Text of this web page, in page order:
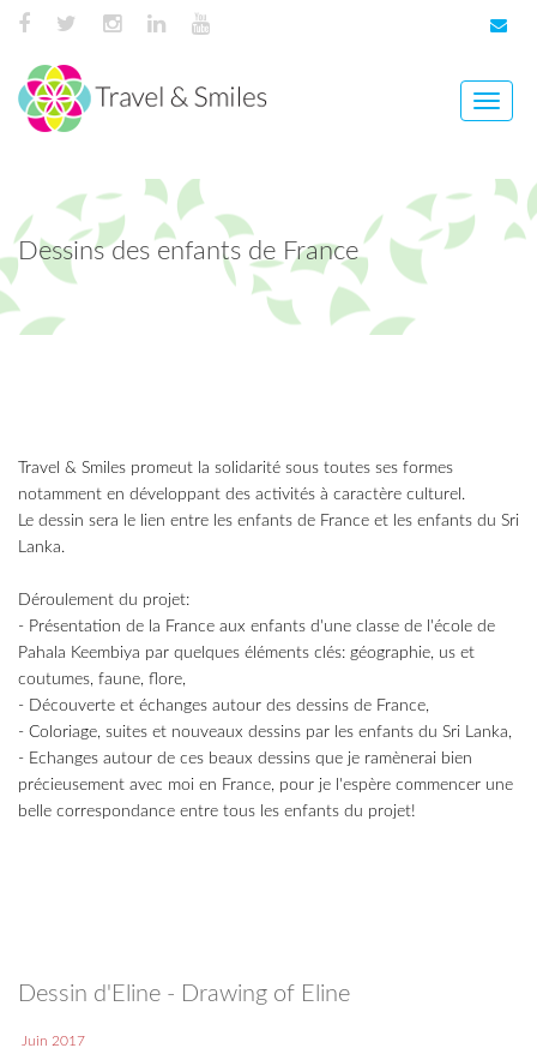
Toggle
Dessins des enfants de France
Travel & Smiles promeut la solidarité sous toutes ses formes
notamment en développant des activités à caractère culturel.
Le dessin sera le lien entre les enfants de France et les enfants du Sri
Lanka.
Déroulement du projet:
- Présentation de la France aux enfants d'une classe de l'école de
Pahala Keembiya par quelques éléments clés: géographie, us et
coutumes, faune, flore,
- Découverte et échanges autour des dessins de France,
- Coloriage, suites et nouveaux dessins par les enfants du Sri Lanka,
- Echanges autour de ces beaux dessins que je ramènerai bien
précieusement avec moi en France, pour je l'espère commencer une
belle correspondance entre tous les enfants du projet!
Dessin d'Eline - Drawing of Eline
Juin 2017